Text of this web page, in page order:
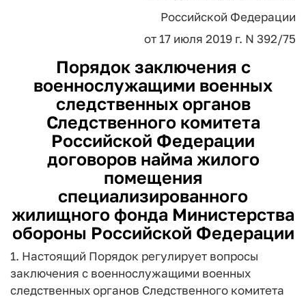
Российской Федерации
от 17 июля 2019 г. N 392/75
Порядок заключения с
военнослужащими военных
следственных органов
Следственного комитета
Российской Федерации
договоров найма жилого
помещения
специализированного
жилищного фонда Министерства
обороны Российской Федерации
1. Настоящий Порядок регулирует вопросы
заключения с военнослужащими военных
следственных органов Следственного комитета